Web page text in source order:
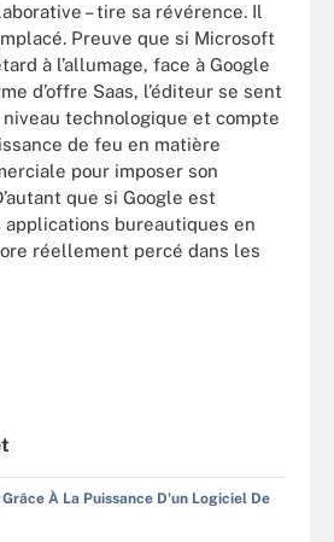
– tire sa révérence. Il
Preuve que si Microsoft
à l’allumage, face à Google
d’offre Saas, l’éditeur se sent
technologique et compte
de feu en matière
pour imposer son
que si Google est
bureautiques en
réellement percé dans les
À La Puissance D'un Logiciel De